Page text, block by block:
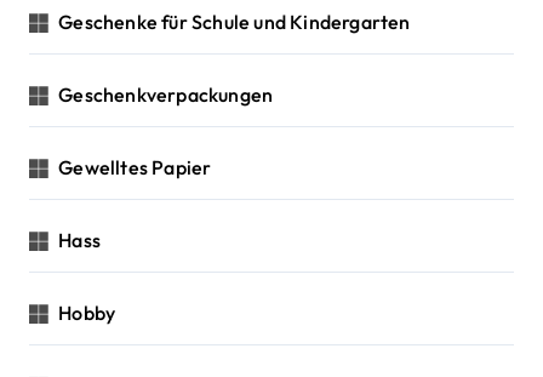
Geschenke für Schule und Kindergarten
Geschenkverpackungen
Gewelltes Papier
Hass
Hobby